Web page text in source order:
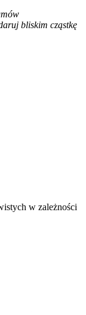
bliskim cząstkę
w zależności